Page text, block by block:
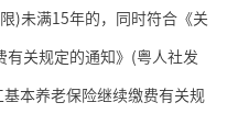
)未满15年的，同时符合《关
关规定的通知》 (粤人社发
本养老保险继续缴费有关规